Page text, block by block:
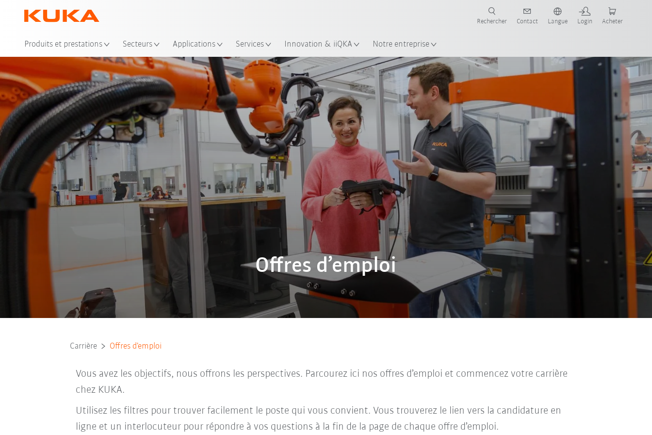
Produits et prestations Secteurs Applications Services Innovation & iiQKA Notre entreprise
Rechercher Contact Langue Login Acheter
Offres d’emploi
Carrière Offres d’emploi
Vous avez les objectifs, nous offrons les perspectives. Parcourez ici nos offres d’emploi et commencez votre carrière
chez KUKA.
Utilisez les filtres pour trouver facilement le poste qui vous convient. Vous trouverez le lien vers la candidature en
ligne et un interlocuteur pour répondre à vos questions à la fin de la page de chaque offre d’emploi.